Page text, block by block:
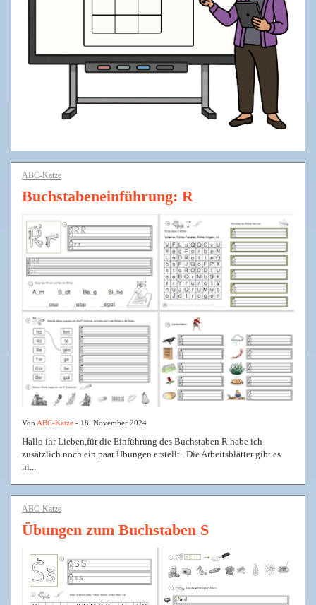
ABC-Katze
Buchstabeneinführung: R
Von ABC-Katze - 18. November 2024
Hallo ihr Lieben,für die Einführung des Buchstaben R habe ich
zusätzlich noch ein paar Übungen erstellt. Die Arbeitsblätter gibt es
hi...
ABC-Katze
Übungen zum Buchstaben S